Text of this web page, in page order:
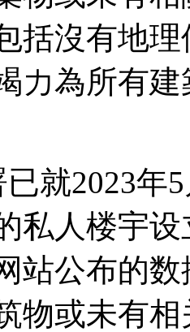
括沒有地
力為所有
就2023年
私人楼宇
站公布的
物或未有